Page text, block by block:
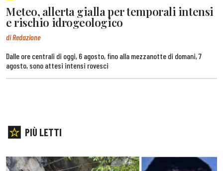
Meteo, allerta gialla per temporali intensi
e rischio idrogeologico
di Redazione
Dalle ore centrali di oggi, 6 agosto, fino alla mezzanotte di domani, 7
agosto, sono attesi intensi rovesci
PIÙ LETTI